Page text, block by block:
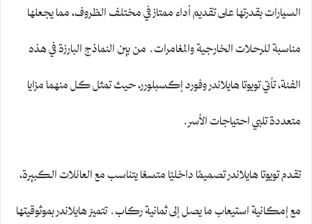
السيارات بقدرتها على تقديم أداء ممتاز في مختلف الظروف، مما يجعلها
مناسبة للرحلات الخارجية والمغامرات. من بين النماذج البارزة في هذه
الفئة، تأتي تويوتا هايلاندر وفورد إكسبلورر، حيث تمثل كل منهما مزايا
متعددة تلبي احتياجات الأسر.
تقدم تويوتا هايلاندر تصميمًا داخليًا متسعًا يتناسب مع العائلات الكبيرة،
مع إمكانية استيعاب ما يصل إلى ثمانية ركاب. تتميز هايلاندر بموثوقيتها